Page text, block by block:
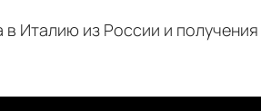
Италию из России и